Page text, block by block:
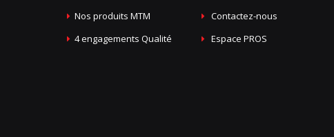
Nos produits MTM
4 engagements Qualité
Contactez-nous
Espace PROS